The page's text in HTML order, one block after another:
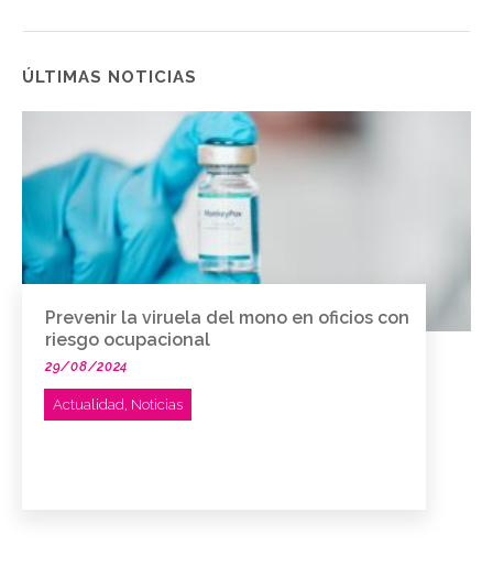
ÚLTIMAS NOTICIAS
Prevenir la viruela del mono en oficios con
riesgo ocupacional
29/08/2024
Actualidad Noticias